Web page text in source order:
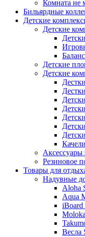
Комната не
Бильярдные
Детские
Детские
Детские
Детские
Аксессуары
Резиновое
Товары для
Надувные
Aloha
Aqua
iBoard
Весла